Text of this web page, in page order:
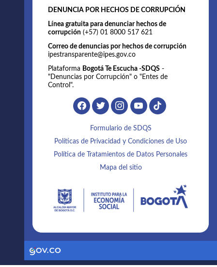
DENUNCIA POR HECHOS DE CORRUPCIÓN
Línea gratuita para denunciar hechos de
corrupción (+57) 01 8000 517 621
Correo de denuncias por hechos de corrupción
ipestransparente@ipes.gov.co
Plataforma Bogotá Te Escucha -SDQS -
"Denuncias por Corrupción" o "Entes de
Control".
Formulario de SDQS
Políticas de Privacidad y Condiciones de Uso
Política de Tratamientos de Datos Personales
Mapa del sitio